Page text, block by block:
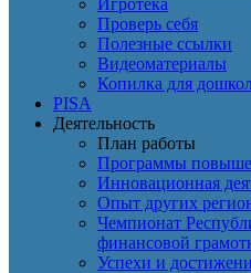
Игротека
Проверь себя
Полезные ссылки
Видеоматериалы
Копилка для
PISA
Деятельность
План работы
Программы
Инновационная
Опыт других
Чемпионат
финансовой
Успехи и